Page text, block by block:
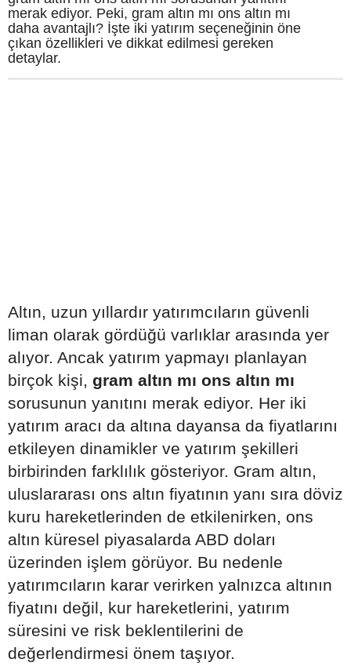
merak ediyor. Peki, gram altın mı ons altın mı
daha avantajlı? İşte iki yatırım seçeneğinin öne
çıkan özellikleri ve dikkat edilmesi gereken
detaylar.
Altın, uzun yıllardır yatırımcıların güvenli
liman olarak gördüğü varlıklar arasında yer
alıyor. Ancak yatırım yapmayı planlayan
birçok kişi, gram altın mı ons altın mı
sorusunun yanıtını merak ediyor. Her iki
yatırım aracı da altına dayansa da fiyatlarını
etkileyen dinamikler ve yatırım şekilleri
birbirinden farklılık gösteriyor. Gram altın,
uluslararası ons altın fiyatının yanı sıra döviz
kuru hareketlerinden de etkilenirken, ons
altın küresel piyasalarda ABD doları
üzerinden işlem görüyor. Bu nedenle
yatırımcıların karar verirken yalnızca altının
fiyatını değil, kur hareketlerini, yatırım
süresini ve risk beklentilerini de
değerlendirmesi önem taşıyor.